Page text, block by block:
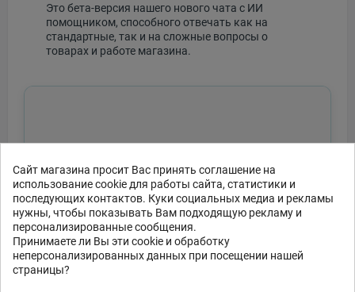
Сайт магазина просит Вас принять соглашение на
использование cookie для работы сайта, статистики и
последующих контактов. Куки социальных медиа и рекламы
нужны, чтобы показывать Вам подходящую рекламу и
персонализированные сообщения.
Принимаете ли Вы эти cookie и обработку
неперсонализированных данных при посещении нашей
страницы?
Это бета-версия нашего нового чата с ИИ
помощником, способного отвечать как на
стандартные, так и на сложные вопросы о
товарах и работе магазина.